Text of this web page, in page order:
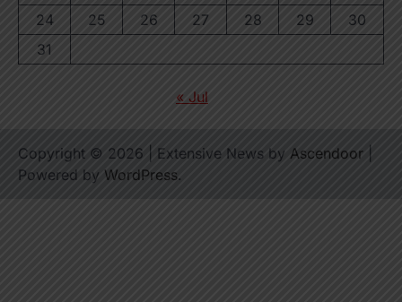
24
25 26 27 28 29
30
31
« Jul
Copyright © 2026 | Extensive News by Ascendoor
Powered by WordPress.